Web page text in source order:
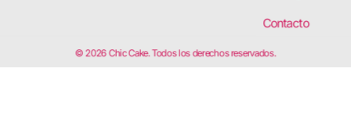
Contacto
© 2026 Chic Cake. Todos los derechos reservados.